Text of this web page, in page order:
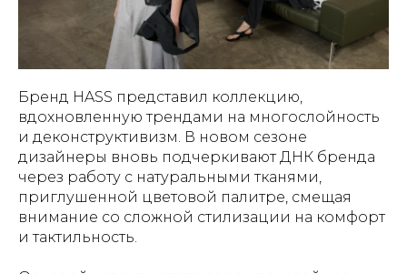
Бренд HASS представил коллекцию,
вдохновленную трендами на многослойность
и деконструктивизм. В новом сезоне
дизайнеры вновь подчеркивают ДНК бренда
через работу с натуральными тканями,
приглушенной цветовой палитре, смещая
внимание со сложной стилизации на комфорт
и тактильность.